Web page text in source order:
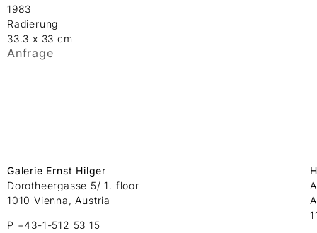
1983
Radierung
33.3 x 33 cm
Anfrage
Galerie Ernst Hilger
Dorotheergasse 5/ 1. floor
1010 Vienna, Austria
P +43-1-512 53 15